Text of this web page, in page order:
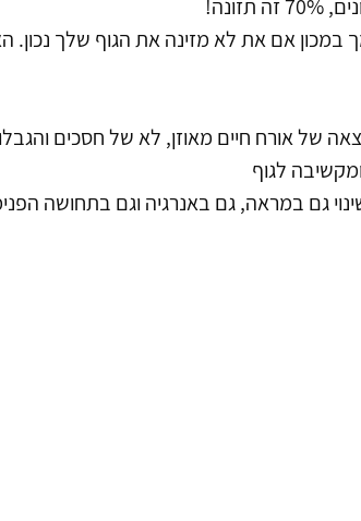
במכון אם את לא מזינה את הגוף שלך נכון.
של אורח חיים מאוזן, לא של חסכים
לגוף